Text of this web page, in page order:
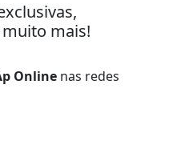
mais!
Online nas redes